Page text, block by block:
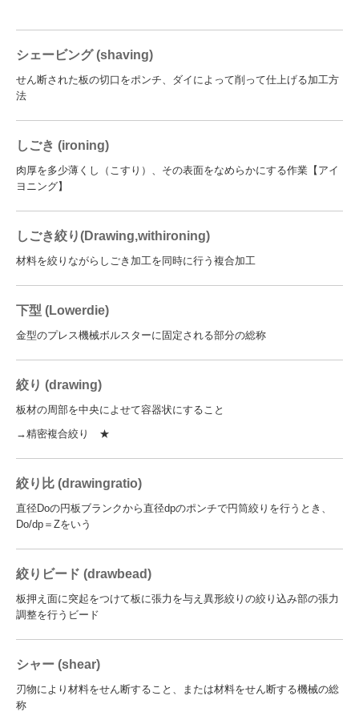
シェービング (shaving)
せん断された板の切口をポンチ、ダイによって削って仕上げる加工方
法
しごき (ironing)
肉厚を多少薄くし（こすり）、その表面をなめらかにする作業【アイ
ヨニング】
しごき絞り(Drawing,withironing)
材料を絞りながらしごき加工を同時に行う複合加工
下型 (Lowerdie)
金型のプレス機械ボルスターに固定される部分の総称
絞り (drawing)
板材の周部を中央によせて容器状にすること
→精密複合絞り ★
絞り比 (drawingratio)
直径Doの円板ブランクから直径dpのポンチで円筒絞りを行うとき、
Do/dp＝Zをいう
絞りビード (drawbead)
板押え面に突起をつけて板に張力を与え異形絞りの絞り込み部の張力
調整を行うビード
シャー (shear)
刃物により材料をせん断すること、または材料をせん断する機械の総
称